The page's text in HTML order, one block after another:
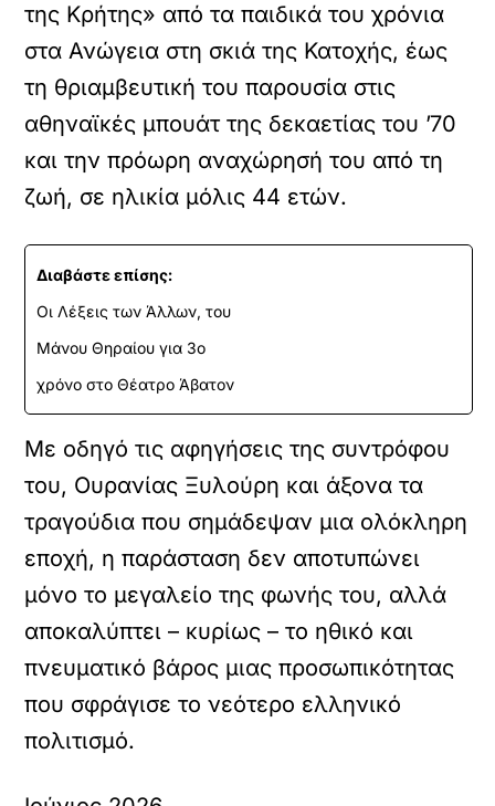
της Κρήτης» από τα παιδικά του χρόνια
στα Ανώγεια στη σκιά της Κατοχής, έως
τη θριαμβευτική του παρουσία στις
αθηναϊκές μπουάτ της δεκαετίας του ’70
και την πρόωρη αναχώρησή του από τη
ζωή, σε ηλικία μόλις 44 ετών.
Διαβάστε επίσης:
Οι Λέξεις των Άλλων, του
Μάνου Θηραίου για 3ο
χρόνο στο Θέατρο Άβατον
Με οδηγό τις αφηγήσεις της συντρόφου
του, Ουρανίας Ξυλούρη και άξονα τα
τραγούδια που σημάδεψαν μια ολόκληρη
εποχή, η παράσταση δεν αποτυπώνει
μόνο το μεγαλείο της φωνής του, αλλά
αποκαλύπτει – κυρίως – το ηθικό και
πνευματικό βάρος μιας προσωπικότητας
που σφράγισε το νεότερο ελληνικό
πολιτισμό.